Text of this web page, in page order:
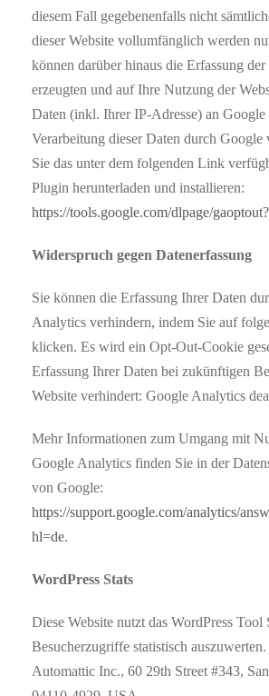
diesem Fall gegebenenfalls nicht
dieser Website vollumfänglich werden
können darüber hinaus die Erfassung
erzeugten und auf Ihre Nutzung der
Daten (inkl. Ihrer IP-Adresse) an Google
Verarbeitung dieser Daten durch Google
Sie das unter dem folgenden Link
Plugin herunterladen und installieren:
https://tools.google.com/dlpage/
Widerspruch gegen Datenerfassung
Sie können die Erfassung Ihrer Daten
Analytics verhindern, indem Sie auf
klicken. Es wird ein Opt-Out-Cookie
Erfassung Ihrer Daten bei zukünftigen
Website verhindert: Google Analytics
Mehr Informationen zum Umgang mit
Google Analytics finden Sie in der
von Google:
https://support.google.com/analytics/
hl=de.
WordPress Stats
Diese Website nutzt das WordPress Tool
Besucherzugriffe statistisch
Automattic Inc., 60 29th Street #343,